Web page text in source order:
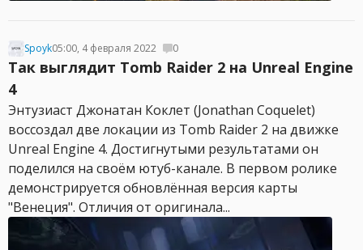
Spoyk05:00, 4 февраля 2022 0
Так выглядит Tomb Raider 2 на Unreal Engine
4
Энтузиаст Джонатан Коклет (Jonathan Coquelet)
воссоздал две локации из Tomb Raider 2 на движке
Unreal Engine 4. Достигнутыми результатами он
поделился на своём ютуб-канале. В первом ролике
демонстрируется обновлённая версия карты
"Венеция". Отличия от оригинала...